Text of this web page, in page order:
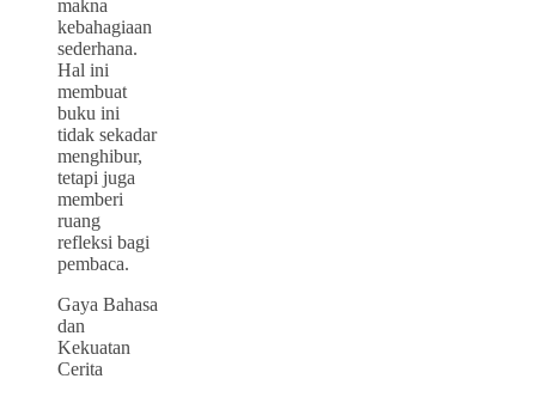
makna
kebahagiaan
sederhana.
Hal ini
membuat
buku ini
tidak sekadar
menghibur,
tetapi juga
memberi
ruang
refleksi bagi
pembaca.
Gaya Bahasa
dan
Kekuatan
Cerita